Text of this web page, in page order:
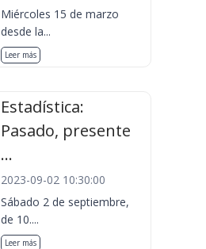
Miércoles 15 de marzo
desde la...
Leer más
Estadística:
Pasado, presente
...
2023-09-02 10:30:00
Sábado 2 de septiembre,
de 10....
Leer más